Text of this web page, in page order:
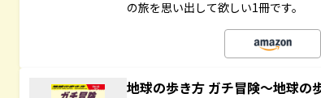
の旅を思い出して欲しい1冊です。
地球の歩き方 ガチ冒険～地球の